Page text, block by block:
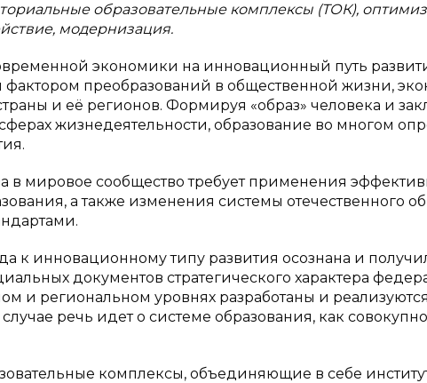
образовательные комплексы (ТОК),
модернизация.
экономики на инновационный путь
преобразований в общественной жизни,
и её регионов. Формируя «образ» человека и
жизнедеятельности, образование во многом
в мировое сообщество требует применения
а также изменения системы отечественного
к инновационному типу развития осознана и
документов стратегического характера
и региональном уровнях разработаны и
речь идет о системе образования, как
комплексы, объединяющие в себе